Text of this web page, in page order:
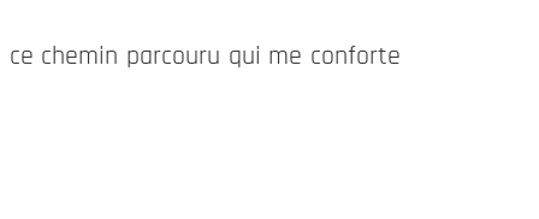
chemin parcouru qui me conforte